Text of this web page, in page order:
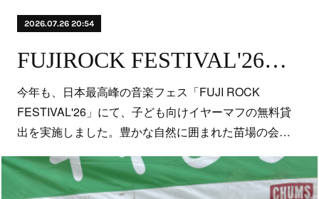
2026.07.26 20:54
FUJIROCK FESTIVAL'26「7/24（金）～7/26（日）湯沢町苗場スキー場」にて子供向けイヤーマフの無料貸出しを行いました！
今年も、日本最高峰の音楽フェス「FUJI ROCK
FESTIVAL'26」にて、子ども向けイヤーマフの無料貸
出を実施しました。豊かな自然に囲まれた苗場の会…